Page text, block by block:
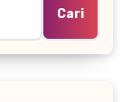
Cari